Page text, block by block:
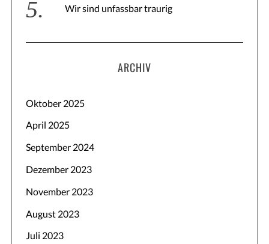
Wir sind unfassbar traurig
ARCHIV
Oktober 2025
April 2025
September 2024
Dezember 2023
November 2023
August 2023
Juli 2023